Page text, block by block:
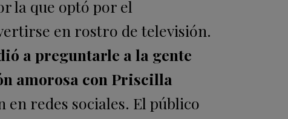
la que optó por el
en rostro de televisión.
a preguntarle a la gente
amorosa con Priscilla
en redes sociales. El público